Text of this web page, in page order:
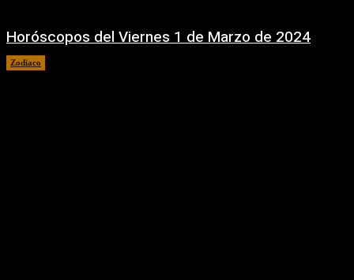
Horóscopos del Viernes 1 de Marzo de 2024
Zodiaco